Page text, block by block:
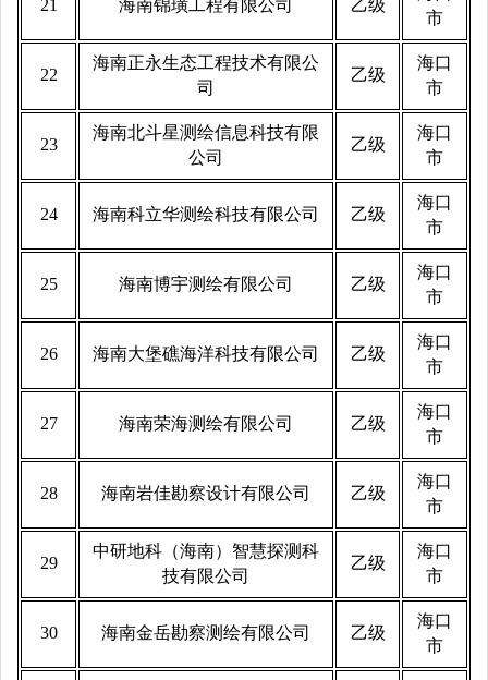
21 海南锦璜工程有限公司 乙级
市
22
海南正永生态工程技术有限公
司
乙级
海口
市
23
海南北斗星测绘信息科技有限
公司
乙级
海口
市
24 海南科立华测绘科技有限公司 乙级
海口
市
25 海南博宇测绘有限公司 乙级
海口
市
26 海南大堡礁海洋科技有限公司 乙级
海口
市
27 海南荣海测绘有限公司 乙级
海口
市
28 海南岩佳勘察设计有限公司 乙级
海口
市
29
中研地科（海南）智慧探测科
技有限公司
乙级
海口
市
30 海南金岳勘察测绘有限公司 乙级
海口
市